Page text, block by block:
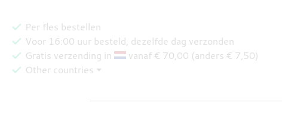
Per fles bestellen
Voor 16:00 uur besteld, dezelfde dag verzonden
Gratis verzending in
vanaf € 70,00 (anders € 7,50)
Other countries ⏷